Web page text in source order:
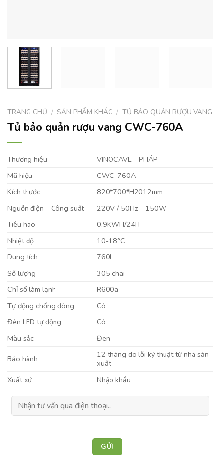
TRANG CHỦ / SẢN PHẨM KHÁC / TỦ BẢO QUẢN RƯỢU VANG
Tủ bảo quản rượu vang CWC-760A
Thương hiệu
VINOCAVE – PHÁP
Mã hiệu
CWC-760A
Kích thước
820*700*H2012mm
Nguồn điện – Công suất
220V / 50Hz – 150W
Tiêu hao
0.9KWH/24H
Nhiệt độ
10-18°C
Dung tích
760L
Số lượng
305 chai
Chỉ số làm lạnh
R600a
Tự động chống đông
Có
Đèn LED tự động
Có
Màu sắc
Đen
Bảo hành
12 tháng do lỗi kỹ thuật từ nhà sản
xuất
Xuất xứ
Nhập khẩu